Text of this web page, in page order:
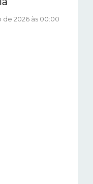
de 2026 às 00:00